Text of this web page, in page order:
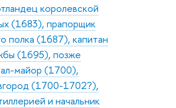
королевской
(1683), прапорщик
полка (1687), капитан
(1695), позже
майор (1700),
(1700-1702?),
и начальник